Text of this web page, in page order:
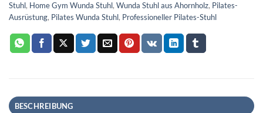
Stuhl, Home Gym Wunda Stuhl, Wunda Stuhl aus Ahornholz, Pilates-
Ausrüstung, Pilates Wunda Stuhl, Professioneller Pilates-Stuhl
BESCHREIBUNG